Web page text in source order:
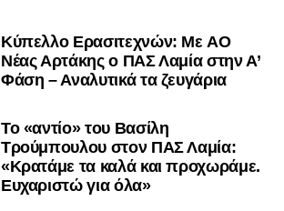
Kύπελλο Ερασιτεχνών: Με AO
Nέας Αρτάκης ο ΠΑΣ Λαμία στην Α’
Φάση – Αναλυτικά τα ζευγάρια
Το «αντίο» του Βασίλη
Τρούμπουλου στον ΠΑΣ Λαμία:
«Κρατάμε τα καλά και προχωράμε.
Ευχαριστώ για όλα»